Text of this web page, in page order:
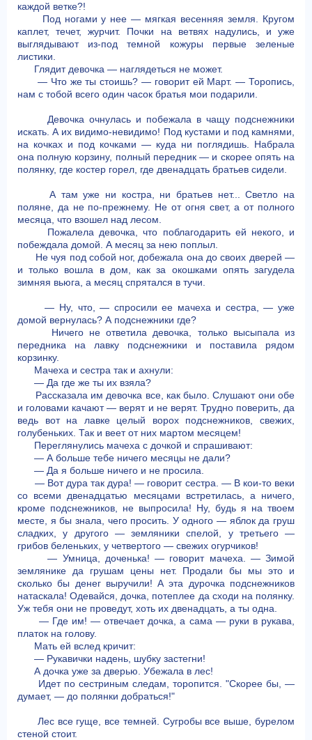
каждой ветке?!
Под ногами у нее — мягкая весенняя земля. Кругом
каплет, течет, журчит. Почки на ветвях надулись, и уже
выглядывают из-под темной кожуры первые зеленые
листики.
Глядит девочка — наглядеться не может.
— Что же ты стоишь? — говорит ей Март. — Торопись,
нам с тобой всего один часок братья мои подарили.
Девочка очнулась и побежала в чащу подснежники
искать. А их видимо-невидимо! Под кустами и под камнями,
на кочках и под кочками — куда ни поглядишь. Набрала
она полную корзину, полный передник — и скорее опять на
полянку, где костер горел, где двенадцать братьев сидели.
А там уже ни костра, ни братьев нет... Светло на
поляне, да не по-прежнему. Не от огня свет, а от полного
месяца, что взошел над лесом.
Пожалела девочка, что поблагодарить ей некого, и
побеждала домой. А месяц за нею поплыл.
Не чуя под собой ног, добежала она до своих дверей —
и только вошла в дом, как за окошками опять загудела
зимняя вьюга, а месяц спрятался в тучи.
— Ну, что, — спросили ее мачеха и сестра, — уже
домой вернулась? А подснежники где?
Ничего не ответила девочка, только высыпала из
передника на лавку подснежники и поставила рядом
корзинку.
Мачеха и сестра так и ахнули:
— Да где же ты их взяла?
Рассказала им девочка все, как было. Слушают они обе
и головами качают — верят и не верят. Трудно поверить, да
ведь вот на лавке целый ворох подснежников, свежих,
голубеньких. Так и веет от них мартом месяцем!
Переглянулись мачеха с дочкой и спрашивают:
— А больше тебе ничего месяцы не дали?
— Да я больше ничего и не просила.
— Вот дура так дура! — говорит сестра. — В кои-то веки
со всеми двенадцатью месяцами встретилась, а ничего,
кроме подснежников, не выпросила! Ну, будь я на твоем
месте, я бы знала, чего просить. У одного — яблок да груш
сладких, у другого — земляники спелой, у третьего —
грибов беленьких, у четвертого — свежих огурчиков!
— Умница, доченька! — говорит мачеха. — Зимой
землянике да грушам цены нет. Продали бы мы это и
сколько бы денег выручили! А эта дурочка подснежников
натаскала! Одевайся, дочка, потеплее да сходи на полянку.
Уж тебя они не проведут, хоть их двенадцать, а ты одна.
— Где им! — отвечает дочка, а сама — руки в рукава,
платок на голову.
Мать ей вслед кричит:
— Рукавички надень, шубку застегни!
А дочка уже за дверью. Убежала в лес!
Идет по сестриным следам, торопится. "Скорее бы, —
думает, — до полянки добраться!"
Лес все гуще, все темней. Сугробы все выше, бурелом
стеной стоит.